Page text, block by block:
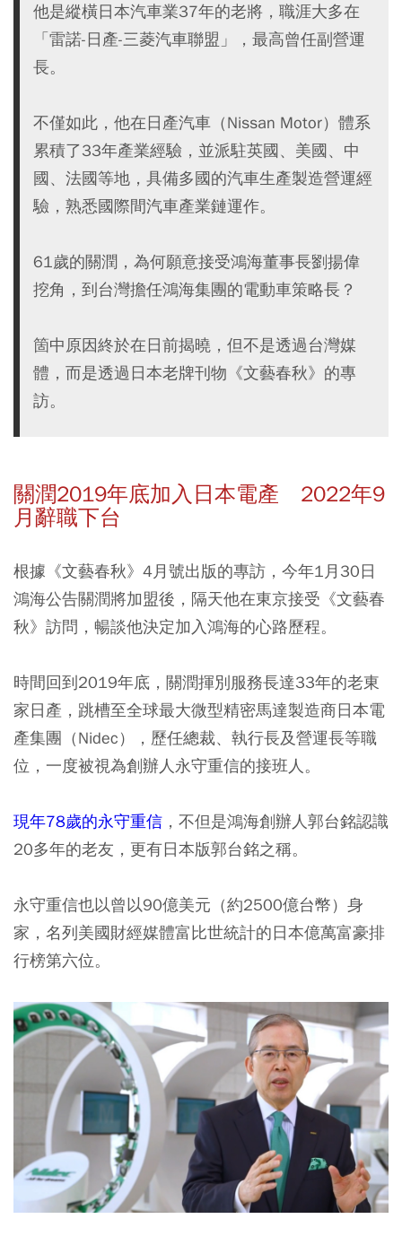
他是縱橫日本汽車業37年的老將，職涯大多在
「雷諾-日產-三菱汽車聯盟」，最高曾任副營運
長。
不僅如此，他在日產汽車（Nissan Motor）體系
累積了33年產業經驗，並派駐英國、美國、中
國、法國等地，具備多國的汽車生產製造營運經
驗，熟悉國際間汽車產業鏈運作。
61歲的關潤，為何願意接受鴻海董事長劉揚偉
挖角，到台灣擔任鴻海集團的電動車策略長？
箇中原因終於在日前揭曉，但不是透過台灣媒
體，而是透過日本老牌刊物《文藝春秋》的專
訪。
關潤2019年底加入日本電產 2022年9
月辭職下台
根據《文藝春秋》4月號出版的專訪，今年1月30日
鴻海公告關潤將加盟後，隔天他在東京接受《文藝春
秋》訪問，暢談他決定加入鴻海的心路歷程。
時間回到2019年底，關潤揮別服務長達33年的老東
家日產，跳槽至全球最大微型精密馬達製造商日本電
產集團（Nidec），歷任總裁、執行長及營運長等職
位，一度被視為創辦人永守重信的接班人。
現年78歲的永守重信 ，不但是鴻海創辦人郭台銘認識
20多年的老友，更有日本版郭台銘之稱。
永守重信也以曾以90億美元（約2500億台幣）身
家，名列美國財經媒體富比世統計的日本億萬富豪排
行榜第六位。